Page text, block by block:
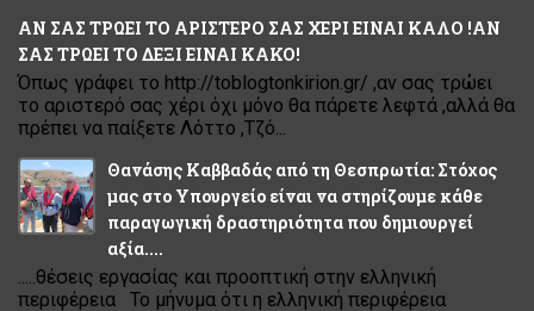
ΑΝ ΣΑΣ ΤΡΩΕΙ ΤΟ ΑΡΙΣΤΕΡΟ ΣΑΣ ΧΕΡΙ ΕΙΝΑΙ ΚΑΛΟ !ΑΝ
ΣΑΣ ΤΡΩΕΙ ΤΟ ΔΕΞΙ ΕΙΝΑΙ ΚΑΚΟ!
Όπως γράφει το http://toblogtonkirion.gr/ ,αν σας τρώει
το αριστερό σας χέρι όχι μόνο θα πάρετε λεφτά ,αλλά θα
πρέπει να παίξετε Λόττο ,Τζό...
Θανάσης Καββαδάς από τη Θεσπρωτία: Στόχος
μας στο Υπουργείο είναι να στηρίζουμε κάθε
παραγωγική δραστηριότητα που δημιουργεί
αξία....
.....θέσεις εργασίας και προοπτική στην ελληνική
περιφέρεια Το μήνυμα ότι η ελληνική περιφέρεια